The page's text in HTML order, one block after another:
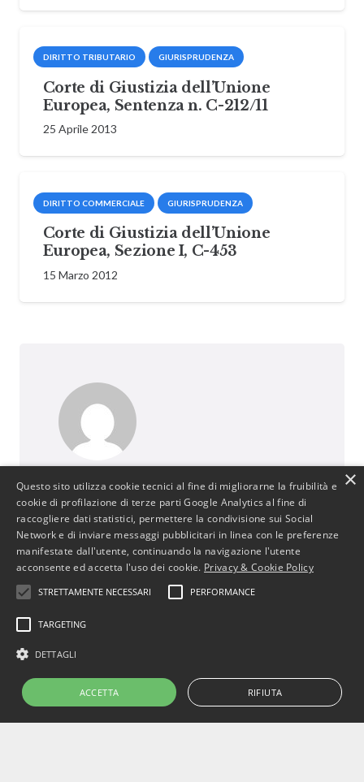
DIRITTO TRIBUTARIO GIURISPRUDENZA
Corte di Giustizia dell’Unione
Europea, Sentenza n. C-212/11
25 Aprile 2013
DIRITTO COMMERCIALE GIURISPRUDENZA
Corte di Giustizia dell’Unione
Europea, Sezione I, C-453
15 Marzo 2012
BusinessJus
487 post
http://www.businessjus.com
Il mondo del Diritto cambia. È un mondo in
continua evoluzione poiché segue le
evoluzioni del suo principale artefice: l’uomo.
In particolare il mondo del diritto
commerciale cambia con le evoluzioni
cambiamenti, progressi e stimoli per
concepire strumenti che rendano più
efficiente il sistema.
×
Questo sito utilizza cookie tecnici al fine di migliorarne la fruibilità e
cookie di profilazione di terze parti Google Analytics al fine di
raccogliere dati statistici, permettere la condivisione sui Social
Network e di inviare messaggi pubblicitari in linea con le preferenze
manifestate dall'utente, continuando la navigazione l'utente
acconsente ed accetta l'uso dei cookie. Privacy & Cookie Policy
STRETTAMENTE NECESSARI PERFORMANCE
TARGETING
DETTAGLI
ACCETTA RIFIUTA